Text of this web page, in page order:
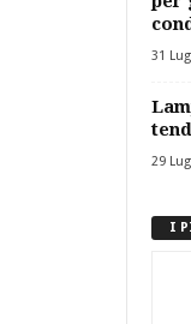
31
29
I